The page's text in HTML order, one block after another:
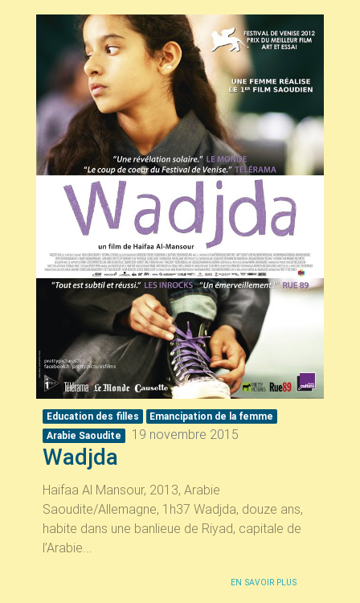
Education des filles
Emancipation de la femme
Arabie Saoudite
19 novembre 2015
Wadjda
Haifaa Al Mansour, 2013, Arabie
Saoudite/Allemagne, 1h37 Wadjda, douze ans,
habite dans une banlieue de Riyad, capitale de
l’Arabie...
EN SAVOIR PLUS